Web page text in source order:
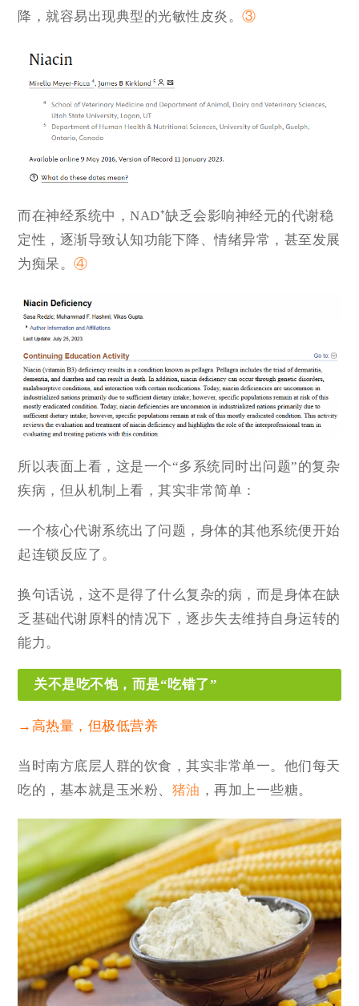
降，就容易出现典型的光敏性皮炎。③
而在神经系统中，NAD⁺缺乏会影响神经元的代谢稳
定性，逐渐导致认知功能下降、情绪异常，甚至发展
为痴呆。④
所以表面上看，这是一个“多系统同时出问题”的复杂
疾病，但从机制上看，其实非常简单：
一个核心代谢系统出了问题，身体的其他系统便开始
起连锁反应了。
换句话说，这不是得了什么复杂的病，而是身体在缺
乏基础代谢原料的情况下，逐步失去维持自身运转的
能力。
关不是吃不饱，而是“吃错了”
→高热量，但极低营养
当时南方底层人群的饮食，其实非常单一。他们每天
吃的，基本就是玉米粉、 猪油 ，再加上一些糖。